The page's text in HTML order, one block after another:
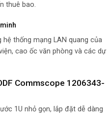
thuê bao.
hệ thống mạng LAN quang của
cao ốc văn phòng và các dự
Commscope 1206343-
1U nhỏ gọn, lắp đặt dễ dàng